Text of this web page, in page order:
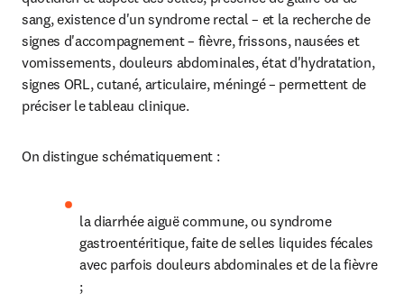
sang, existence d'un syndrome rectal – et la recherche de
signes d'accompagnement – fièvre, frissons, nausées et
vomissements, douleurs abdominales, état d'hydratation,
signes ORL, cutané, articulaire, méningé – permettent de
préciser le tableau clinique.
On distingue schématiquement :
la diarrhée aiguë commune, ou syndrome
gastroentéritique, faite de selles liquides fécales
avec parfois douleurs abdominales et de la fièvre
;